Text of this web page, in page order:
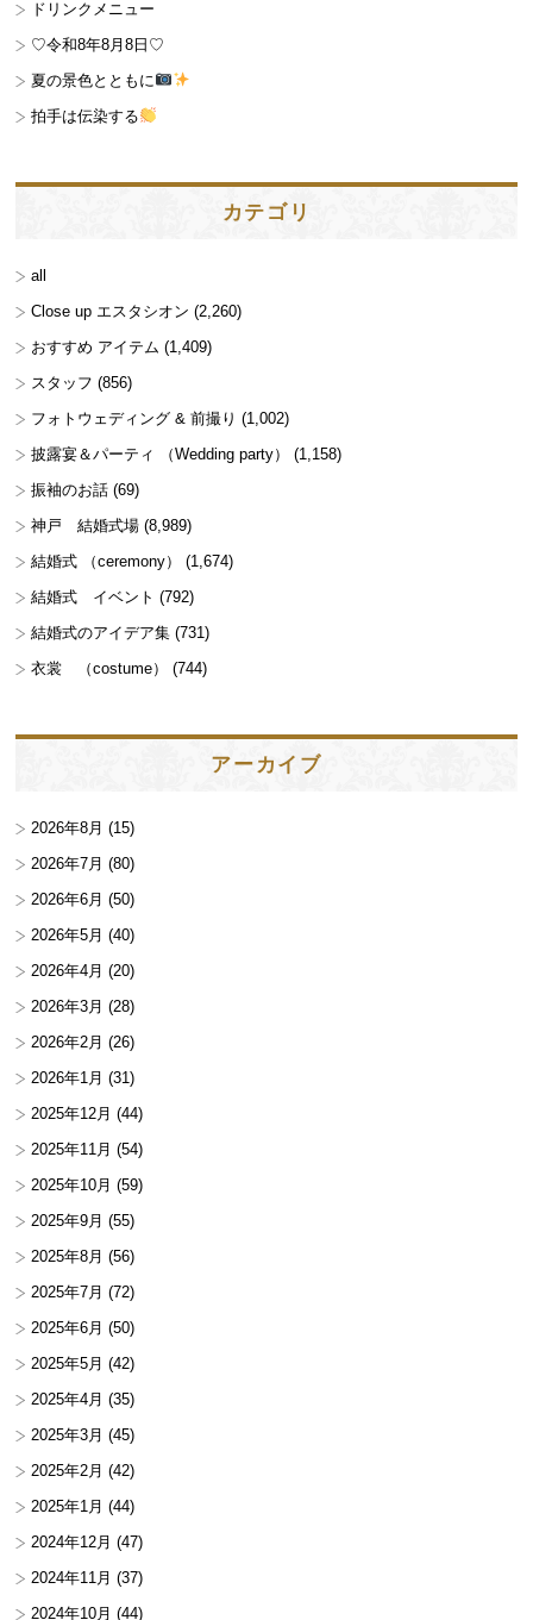
ドリンクメニュー
♡令和8年8月8日♡
夏の景色とともに
拍手は伝染する
カテゴリ
all
Close up エスタシオン (2,260)
おすすめ アイテム (1,409)
スタッフ (856)
フォトウェディング & 前撮り (1,002)
披露宴＆パーティ （Wedding party）
(1,158)
振袖のお話 (69)
神戸 結婚式場 (8,989)
結婚式 （ceremony）
(1,674)
結婚式 イベント (792)
結婚式のアイデア集 (731)
衣裳 （costume）
(744)
アーカイブ
2026年8月 (15)
2026年7月 (80)
2026年6月 (50)
2026年5月 (40)
2026年4月 (20)
2026年3月 (28)
2026年2月 (26)
2026年1月 (31)
2025年12月 (44)
2025年11月 (54)
2025年10月 (59)
2025年9月 (55)
2025年8月 (56)
2025年7月 (72)
2025年6月 (50)
2025年5月 (42)
2025年4月 (35)
2025年3月 (45)
2025年2月 (42)
2025年1月 (44)
2024年12月 (47)
2024年11月 (37)
2024年10月 (44)